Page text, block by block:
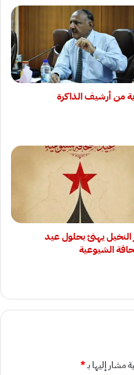
من أرشيف الذاكرة
النخيل يهنئ بحلول عيد
الشيوعية
مشار إليها بـ*